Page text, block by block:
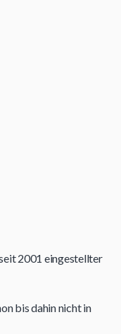
2001 eingestellter
bis dahin nicht in